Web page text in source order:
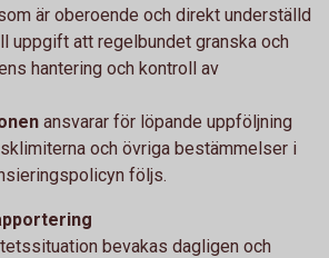
är oberoende och direkt underställd
uppgift att regelbundet granska och
hantering och kontroll av
ansvarar för löpande uppföljning
och övriga bestämmelser i
följs.
bevakas dagligen och